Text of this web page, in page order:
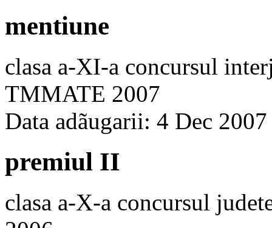
mentiune
clasa a-XI-a concursul
TMMATE 2007
Data adãugarii: 4 Dec 2007
premiul II
clasa a-X-a concursul